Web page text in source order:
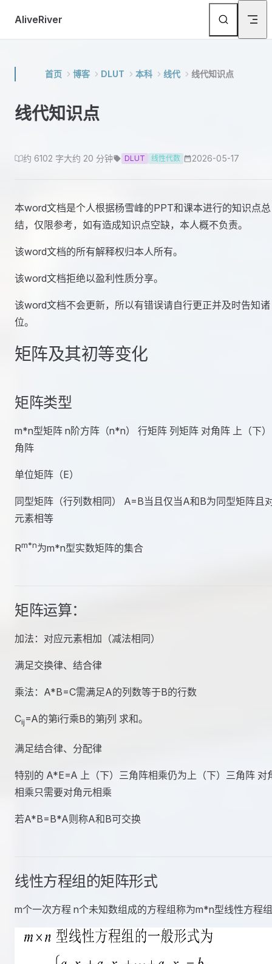
Skip to content
AliveRiver
首页 博客 DLUT 本科 线代 线代知识点
线代知识点
约 6102 字大约 20 分钟 DLUT 线性代数 2026-05-17
本word文档是个人根据杨雪峰的PPT和课本进行的知识点总
结，仅限参考，如有造成知识点空缺，本人概不负责。
该word文档的所有解释权归本人所有。
该word文档拒绝以盈利性质分享。
该word文档不会更新，所以有错误请自行更正并及时告知诸
位。
矩阵及其初等变化
矩阵类型
m*n型矩阵 n阶方阵（n*n） 行矩阵 列矩阵 对角阵 上（下
角阵
单位矩阵（E）
同型矩阵（行列数相同） A=B当且仅当A和B为同型矩阵且
元素相等
Rm*n为m*n型实数矩阵的集合
矩阵运算：
加法：对应元素相加（减法相同）
满足交换律、结合律
乘法：A*B=C需满足A的列数等于B的行数
Cij=A的第i行乘B的第j列 求和。
满足结合律、分配律
特别的 A*E=A 上（下）三角阵相乘仍为上（下）三角阵 对
相乘只需要对角元相乘
若A*B=B*A则称A和B可交换
线性方程组的矩阵形式
m个一次方程 n个未知数组成的方程组称为m*n型线性方程组